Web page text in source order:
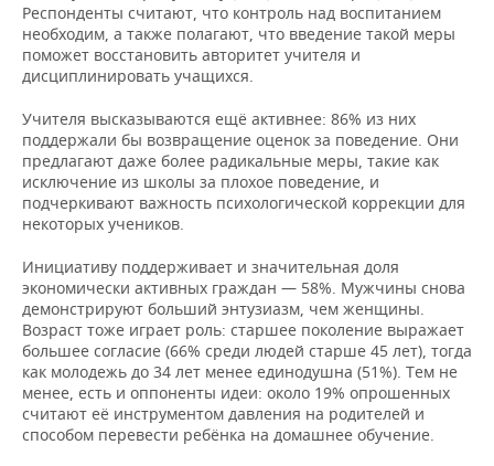
ТОРГОВЫЕ ЦЕНТРЫ
ТАТАРСТАНА
ИНВЕСТИЦИИ
МАШИНОСТРОЕНИЕ
НЕФТЕХИМИЯ
НЕФТЬ
ОПК
ЭНЕРГЕТИКА
НОВОСТИ БИЗНЕСА
ТРАНСПОРТ
УСЛУГИ
ТЕХНОЛОГИИ
IT
МЕДИА
НОВОСТИ МЕРОПРИЯТИЙ
ВЫЕЗДНАЯ РЕДАКЦИЯ
ONLINE-КОНФЕРЕНЦИИ
ОТКРЫТАЯ ЛЕКЦИЯ
СПОРТ
НОВОСТИ СПОРТА
ХОККЕЙ
БАСКЕТБОЛ
ВОЛЕЙБОЛ
ОБЩЕСТВО
ВЛАСТЬ
ИНФРАСТРУКТУРА
ИСТОРИЯ
СЮЖЕТЫ
СПРАВОЧНИК
СПИСОК ПЕРСОН
ПОЛНАЯ ВЕРСИЯ
Респонденты считают, что контроль над воспитанием
необходим, а также полагают, что введение такой меры
поможет восстановить авторитет учителя и
дисциплинировать учащихся.
Учителя высказываются ещё активнее: 86% из них
поддержали бы возвращение оценок за поведение. Они
предлагают даже более радикальные меры, такие как
исключение из школы за плохое поведение, и
подчеркивают важность психологической коррекции для
некоторых учеников.
Инициативу поддерживает и значительная доля
экономически активных граждан — 58%. Мужчины снова
демонстрируют больший энтузиазм, чем женщины.
Возраст тоже играет роль: старшее поколение выражает
большее согласие (66% среди людей старше 45 лет), тогда
как молодежь до 34 лет менее единодушна (51%). Тем не
менее, есть и оппоненты идеи: около 19% опрошенных
считают её инструментом давления на родителей и
способом перевести ребёнка на домашнее обучение.